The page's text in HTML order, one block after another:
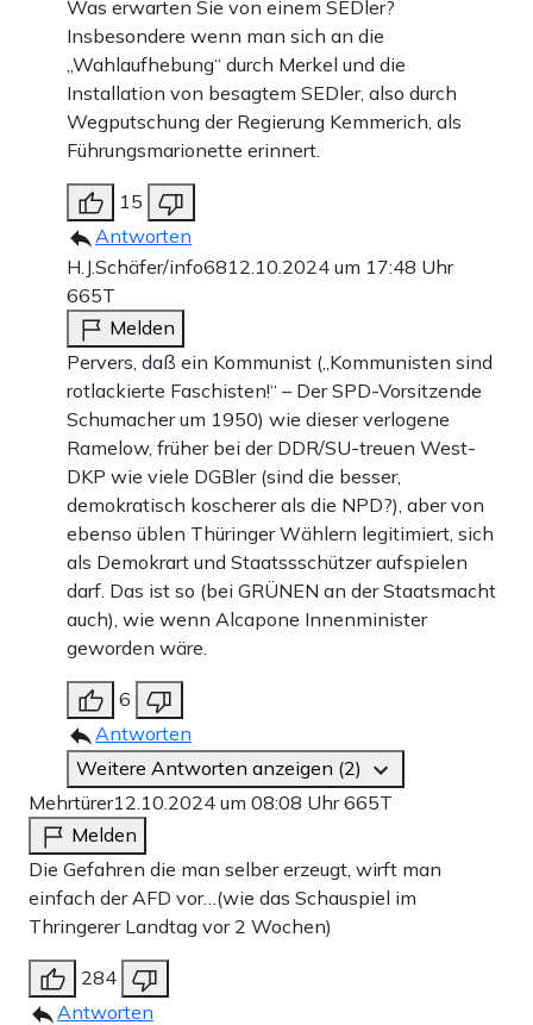
Was erwarten Sie von einem SEDler?
Insbesondere wenn man sich an die
„Wahlaufhebung“ durch Merkel und die
Installation von besagtem SEDler, also durch
Wegputschung der Regierung Kemmerich, als
Führungsmarionette erinnert.
15
Antworten
H.J.Schäfer/info6812.10.2024 um 17:48 Uhr
665T
Melden
Pervers, daß ein Kommunist („Kommunisten sind
rotlackierte Faschisten!“ – Der SPD-Vorsitzende
Schumacher um 1950) wie dieser verlogene
Ramelow, früher bei der DDR/SU-treuen West-
DKP wie viele DGBler (sind die besser,
demokratisch koscherer als die NPD?), aber von
ebenso üblen Thüringer Wählern legitimiert, sich
als Demokrart und Staatssschützer aufspielen
darf. Das ist so (bei GRÜNEN an der Staatsmacht
auch), wie wenn Alcapone Innenminister
geworden wäre.
6
Antworten
Weitere Antworten anzeigen (2)
Mehrtürer12.10.2024 um 08:08 Uhr665T
Melden
Die Gefahren die man selber erzeugt, wirft man
einfach der AFD vor…(wie das Schauspiel im
Thringerer Landtag vor 2 Wochen)
284
Antworten